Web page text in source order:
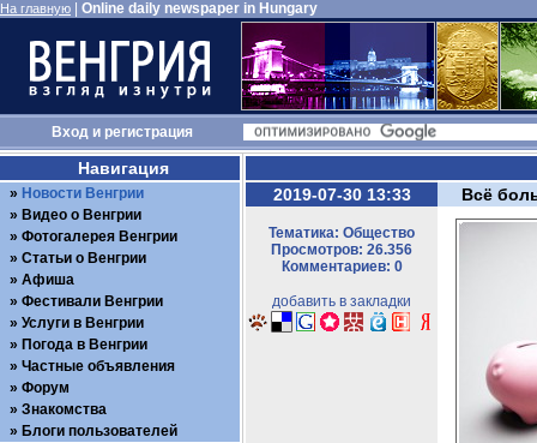
На главную Online daily newspaper in Hungary
Входи регистрация
2019-07-30 13:33
Тематика: Общество
Просмотров: 26.356
Комментариев: 0
добавить в закладки
Всё
Навигация
Новости Венгрии
Видео о Венгрии
Фотогалерея Венгрии
Статьи о Венгрии
Афиша
Фестивали Венгрии
Услуги в Венгрии
Погода в Венгрии
Частные объявления
Форум
Знакомства
Блоги пользователей